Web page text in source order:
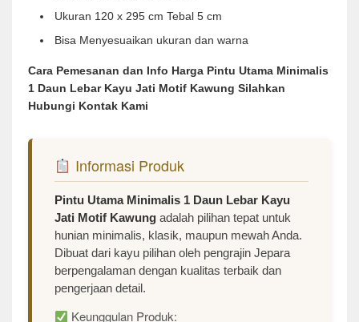
Ukuran 120 x 295 cm Tebal 5 cm
Bisa Menyesuaikan ukuran dan warna
Cara Pemesanan dan Info Harga Pintu Utama Minimalis
1 Daun Lebar Kayu Jati Motif Kawung Silahkan
Hubungi Kontak Kami
Informasi Produk
Pintu Utama Minimalis 1 Daun Lebar Kayu
Jati Motif Kawung adalah pilihan tepat untuk
hunian minimalis, klasik, maupun mewah Anda.
Dibuat dari kayu pilihan oleh pengrajin Jepara
berpengalaman dengan kualitas terbaik dan
pengerjaan detail.
Keunggulan Produk: